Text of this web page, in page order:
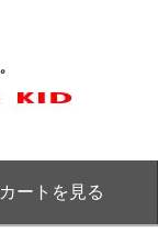
カートを見る